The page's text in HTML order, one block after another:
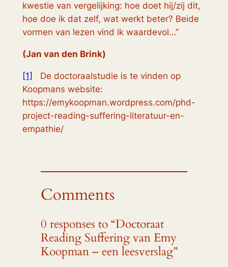
kwestie van vergelijking: hoe doet hij/zij dit,
hoe doe ik dat zelf, wat werkt beter? Beide
vormen van lezen vind ik waardevol…”
(Jan van den Brink)
[1]
De doctoraalstudie is te vinden op
Koopmans website:
https://emykoopman.wordpress.com/phd-
project-reading-suffering-literatuur-en-
empathie/
Comments
0 responses to “Doctoraat
Reading Suffering van Emy
Koopman – een leesverslag”